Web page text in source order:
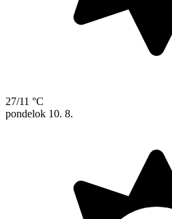
27/11 °C
pondelok 10. 8.